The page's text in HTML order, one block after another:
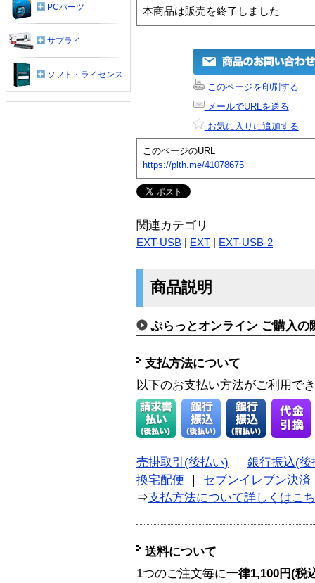
本商品は販売を終了しました
このページを印刷する
メールでURLを送る
お気に入りに追加する
このページのURL
https://plth.me/41078675
関連カテゴリ
EXT-USB EXT EXT-USB-2
商品説明
ぷらっとオンライン ご購入の
支払方法について
以下のお支払い方法がご利用で
売掛取引(後払い)
銀行振込(後
換宅配便
セブンイレブン決済
⇒支払方法について詳しくはこ
送料について
1つのご注文毎に一律1,100円(税
PCパーツ
サプライ
ソフト・ライセンス